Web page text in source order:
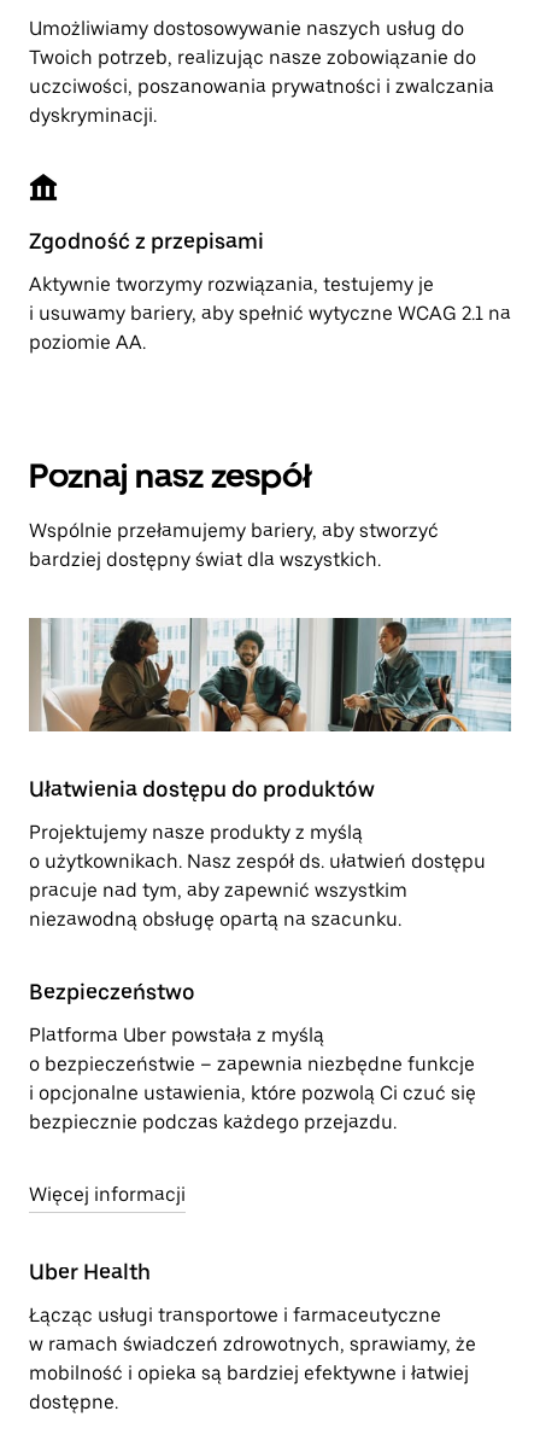
Umożliwiamy dostosowywanie naszych usług do
Twoich potrzeb, realizując nasze zobowiązanie do
uczciwości, poszanowania prywatności i zwalczania
dyskryminacji.
Zgodność z przepisami
Aktywnie tworzymy rozwiązania, testujemy je
i usuwamy bariery, aby spełnić wytyczne WCAG 2.1 na
poziomie AA.
Poznaj nasz zespół
Wspólnie przełamujemy bariery, aby stworzyć
bardziej dostępny świat dla wszystkich.
Ułatwienia dostępu do produktów
Projektujemy nasze produkty z myślą
o użytkownikach. Nasz zespół ds. ułatwień dostępu
pracuje nad tym, aby zapewnić wszystkim
niezawodną obsługę opartą na szacunku.
Bezpieczeństwo
Platforma Uber powstała z myślą
o bezpieczeństwie – zapewnia niezbędne funkcje
i opcjonalne ustawienia, które pozwolą Ci czuć się
bezpiecznie podczas każdego przejazdu.
Więcej informacji
Uber Health
Łącząc usługi transportowe i farmaceutyczne
w ramach świadczeń zdrowotnych, sprawiamy, że
mobilność i opieka są bardziej efektywne i łatwiej
dostępne.